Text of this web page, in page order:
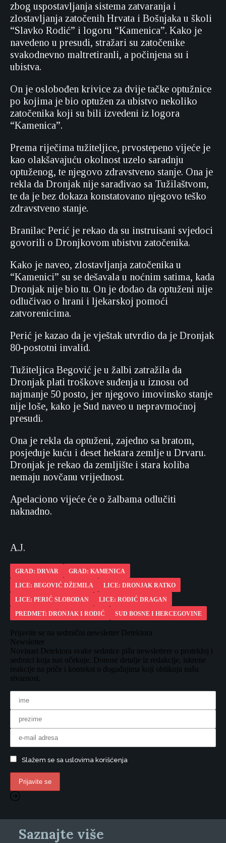
zbog uspostavljanja sistema zatvaranja i
zlostavljanja zatočenih Hrvata i Bošnjaka u školi
“Slavko Rodić” i logoru “Kamenica”. Kako je
navedeno u presudi, stražari su zatočenike
svakodnevno maltretiranli, a počinjena su i
ubistva.
On je oslobođen krivice za dvije tačke optužnice
po kojima je bio optužen za ubistvo nekoliko
zatočenika koji su bili izvedeni iz logora
“Kamenica”.
Prema riječima tužiteljice, prvostepeno vijeće je
kao olakšavajuću okolnost uzelo saradnju
optuženog, te njegovo zdravstveno stanje. Ona je
rekla da Dronjak nije sarađivao sa Tužilaštvom,
te da je bez dokaza konstatovano njegovo teško
zdravstveno stanje.
Branilac Perić je rekao da su instruisani svjedoci
govorili o Dronjkovom ubistvu zatočenika.
Kako je naveo, zlostavljanja zatočenika u
“Kamenici” su se dešavala u noćnim satima, kada
Dronjak nije bio tu. On je dodao da optuženi nije
odlučivao o hrani i ljekarskoj pomoći
zatvorenicima.
Perić je kazao da je vještak utvrdio da je Dronjak
80-postotni invalid.
Tužiteljica Begović je u žalbi zatražila da
Dronjak plati troškove suđenja u iznosu od
najmanje 50 posto, jer njegovo imovinsko stanje
nije loše, kako je Sud naveo u nepravmoćnoj
presudi.
Ona je rekla da optuženi, zajedno sa bratom,
posjeduje kuću i deset hektara zemlje u Drvaru.
Dronjak je rekao da zemljište i stara koliba
nemaju novčanu vrijednost.
Apelaciono vijeće će o žalbama odlučiti
naknadno.
A.J.
GRAD: DRVAR
GRAD: KAMENICA
LICE: BEGOVIĆ DŽEMILA
LICE: DRONJAK RATKO
LICE: PERIĆ SLOBODAN
LICE: RODIĆ DRAGAN
PREDMET: DRONJAK I RODIĆ
SUD BOSNE I HERCEGOVINE
Prijavite se na sedmični newsletter Detektora
Newsletter
Novinari Detektora svake sedmice pišu newslettere o protekloj i
sedmici koja nas očekuje. Donose detalje iz redakcije, iskrene
reakcije na priče i kontekst o događajima koji oblikuju našu
stvarnost.
Slažem se sa uslovima korišćenja
Saznajte više